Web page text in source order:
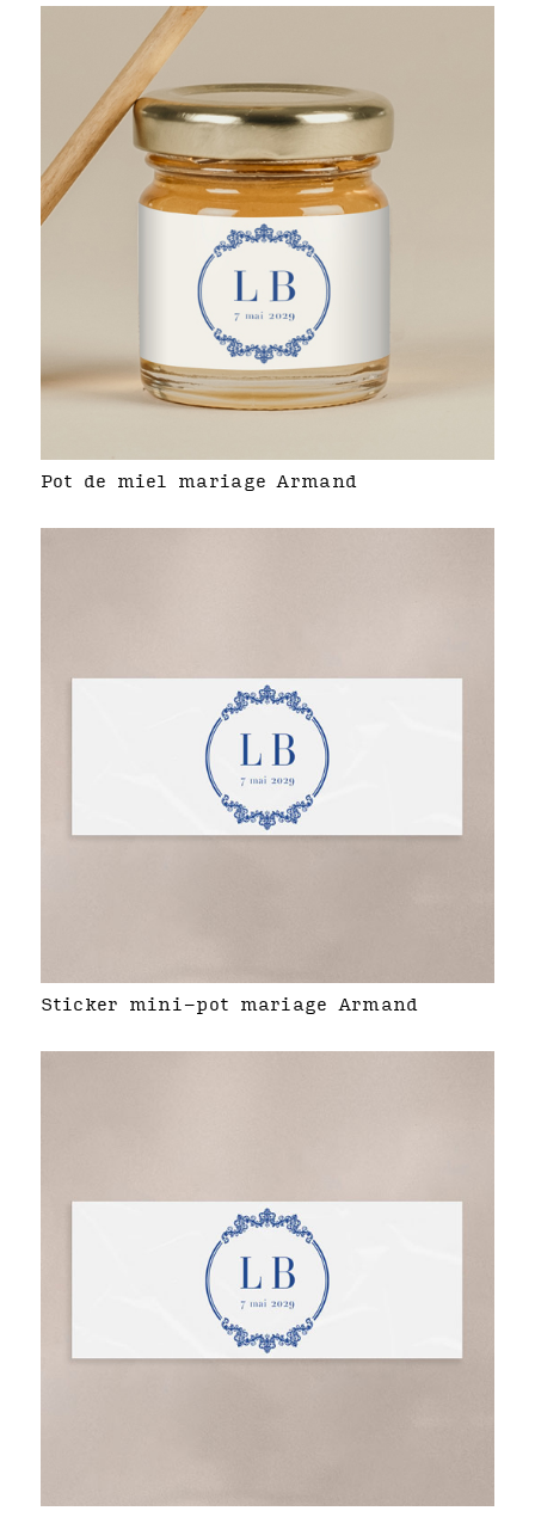
Pot de miel mariage Armand
Sticker mini-pot mariage Armand